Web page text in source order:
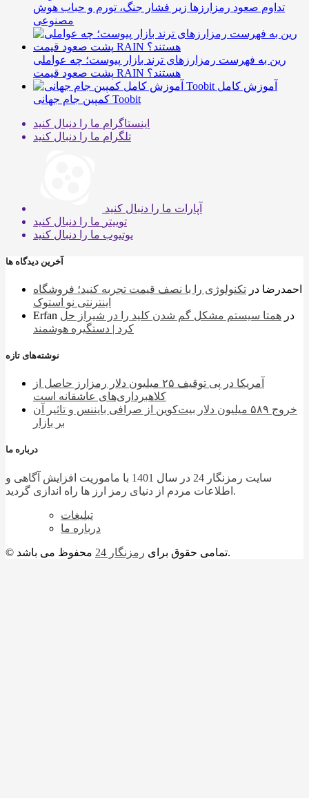
تداوم صعود رمزارزها زیر فشار جنگ، تورم و حباب هوش
مصنوعی
رین به فهرست رمزارزهای ترند بازار پیوست؛ چه عواملی
پشت صعود قیمت RAIN هستند؟
آموزش کامل
کمپین جام جهانی Toobit
اینستاگرام ما را دنبال کنید
تلگرام ما را دنبال کنید
آپارات ما را دنبال کنید
توییتر ما را دنبال کنید
یوتیوب ما را دنبال کنید
آخرین دیدگاه ها
احمدرضا در تکنولوژی را با نصف قیمت تجربه کنید؛ فروشگاه
اینترنتی نو استوک
Erfan
در همتا سیستم مشکل گم شدن کلید را در شیراز حل
کرد | دستگیره هوشمند
نوشته‌های تازه
آمریکا در پی توقیف ۲۵ میلیون دلار رمزارز حاصل از
کلاهبرداری‌های عاشقانه است
خروج ۵۸۹ میلیون دلار بیت‌کوین از صرافی بایننس و تاثیر آن
بر بازار
درباره ما
سایت رمزنگار 24 در سال 1401 با ماموریت افزایش آگاهی و
اطلاعات مردم از دنیای رمز ارز ها راه اندازی گردید.
تبلیغات
درباره ما
© تمامی حقوق برای رمزنگار 24 محفوظ می باشد.